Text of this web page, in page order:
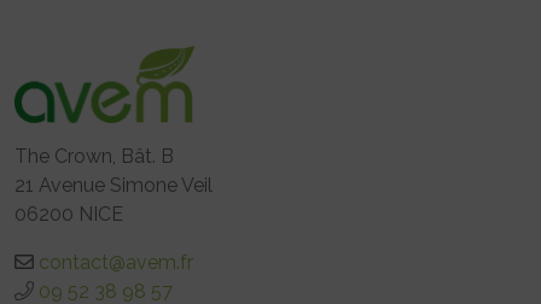
The Crown, Bât. B
21 Avenue Simone Veil
06200 NICE
contact@avem.fr
09 52 38 98 57